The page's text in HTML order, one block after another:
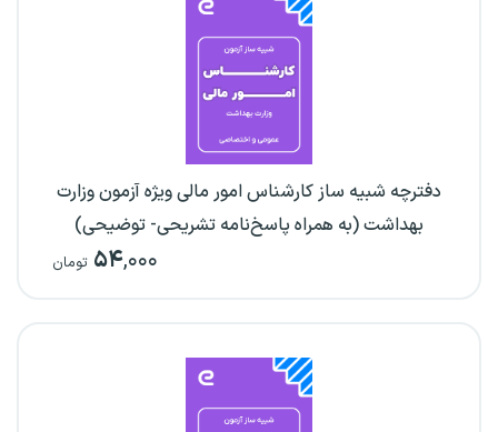
دفترچه شبیه ساز کارشناس امور مالی ویژه آزمون وزارت
بهداشت (به همراه پاسخ‌نامه تشریحی- توضیحی)
۵۴,۰۰۰ تومان